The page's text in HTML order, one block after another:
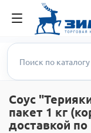
Соус
пакет 1 кг
доставкой